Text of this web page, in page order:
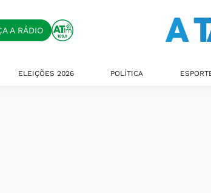
A RÁDIO
ELEIÇÕES 2026 POLÍTICA